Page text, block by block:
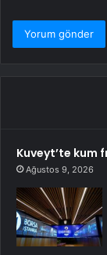
Kuveyt’te kum
Ağustos 9, 2026